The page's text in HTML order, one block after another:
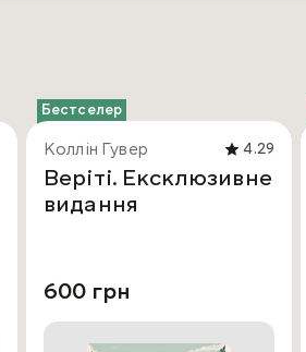
Бестселер
Коллін Гувер 4.29
Веріті. Ексклюзивне
видання
600 грн